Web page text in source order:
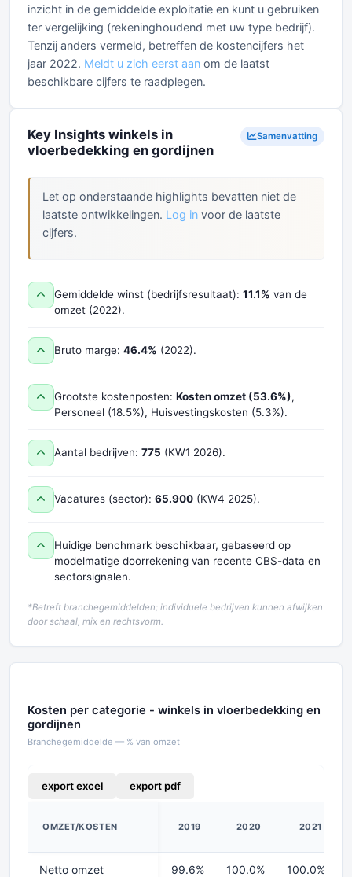
inzicht in de gemiddelde exploitatie en kunt u gebruiken
ter vergelijking (rekeninghoudend met uw type bedrijf).
Tenzij anders vermeld, betreffen de kostencijfers het
jaar 2022. Meldt u zich eerst aan om de laatst
beschikbare cijfers te raadplegen.
Key Insights winkels in
vloerbedekking en gordijnen
Samenvatting
Let op onderstaande highlights bevatten niet de
laatste ontwikkelingen. Log in voor de laatste
cijfers.
Gemiddelde winst (bedrijfsresultaat): 11.1% van de
omzet (2022).
Bruto marge: 46.4% (2022).
Grootste kostenposten: Kosten omzet (53.6%),
Personeel (18.5%), Huisvestingskosten (5.3%).
Aantal bedrijven: 775 (KW1 2026).
Vacatures (sector): 65.900 (KW4 2025).
Huidige benchmark beschikbaar, gebaseerd op
modelmatige doorrekening van recente CBS-data en
sectorsignalen.
*Betreft branchegemiddelden; individuele bedrijven kunnen afwijken
door schaal, mix en rechtsvorm.
Kosten per categorie - winkels in vloerbedekking en
gordijnen
Branchegemiddelde — % van omzet
export excel export pdf
OMZET/KOSTEN 2019 2020 2021
Netto omzet 99.6% 100.0% 100.0%